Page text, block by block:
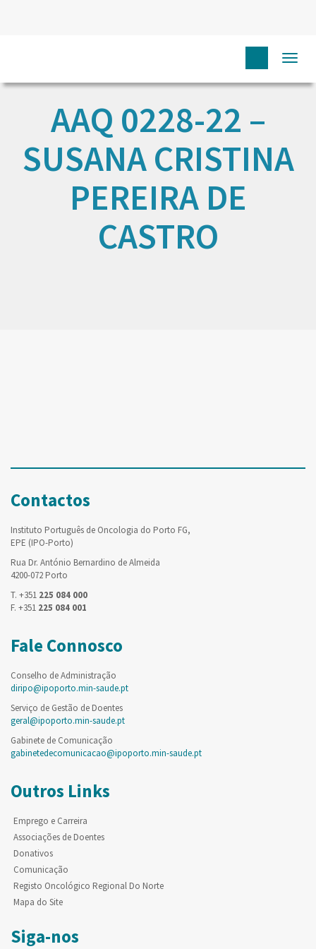
AAQ 0228-22 –
SUSANA CRISTINA
PEREIRA DE
CASTRO
Contactos
Instituto Português de Oncologia do Porto FG,
EPE (IPO-Porto)
Rua Dr. António Bernardino de Almeida
4200-072 Porto
T. +351 225 084 000
F. +351 225 084 001
Fale Connosco
Conselho de Administração
diripo@ipoporto.min-saude.pt
Serviço de Gestão de Doentes
geral@ipoporto.min-saude.pt
Gabinete de Comunicação
gabinetedecomunicacao@ipoporto.min-saude.pt
Outros Links
Emprego e Carreira
Associações de Doentes
Donativos
Comunicação
Registo Oncológico Regional Do Norte
Mapa do Site
Siga-nos